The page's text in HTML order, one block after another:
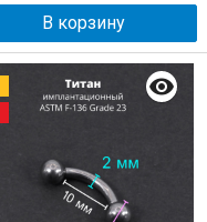
В корзину